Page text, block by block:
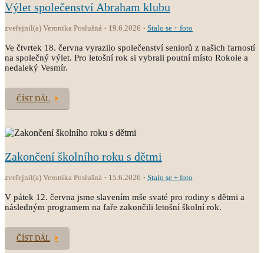
Výlet společenství Abraham klubu
zveřejnil(a) Veronika Poslušná 19.6.2026 Stalo se + foto
Ve čtvrtek 18. června vyrazilo společenství seniorů z našich farností
na společný výlet. Pro letošní rok si vybrali poutní místo Rokole a
nedaleký Vesmír.
ČÍST DÁL
Zakončení školního roku s dětmi
zveřejnil(a) Veronika Poslušná 15.6.2026 Stalo se + foto
V pátek 12. června jsme slavením mše svaté pro rodiny s dětmi a
následným programem na faře zakončili letošní školní rok.
ČÍST DÁL